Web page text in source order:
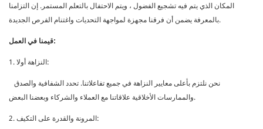
المكان الذي يتم فيه تشجيع الفضول ، ويتم الاحتفال بالتعلم المستمر. إن التزامنا
بالمعرفة يضمن أن فرقنا مجهزة لمواجهة التحديات واغتنام الفرص الجديدة.
قيمنا في العمل:
1. النزاهة أولا:
والممارسات الأخلاقية علاقاتنا مع العملاء والشركاء وبعضنا البعض.
2. المرونة والقدرة على التكيف: